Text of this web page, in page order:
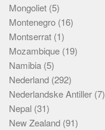
Mongoliet (5)
Montenegro (16)
Montserrat (1)
Mozambique (19)
Namibia (5)
Nederland (292)
Nederlandske Antiller (7)
Nepal (31)
New Zealand (91)